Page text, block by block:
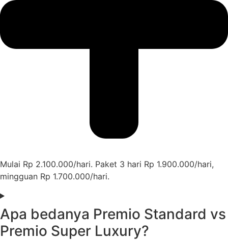
Mulai Rp 2.100.000/hari. Paket 3 hari Rp 1.900.000/hari,
mingguan Rp 1.700.000/hari.
Apa bedanya Premio Standard vs
Premio Super Luxury?